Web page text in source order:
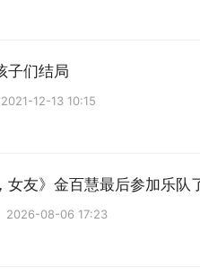
子们结局
2021-12-13 10:15
女友》金百慧最后参加乐队
2026-08-06 17:23